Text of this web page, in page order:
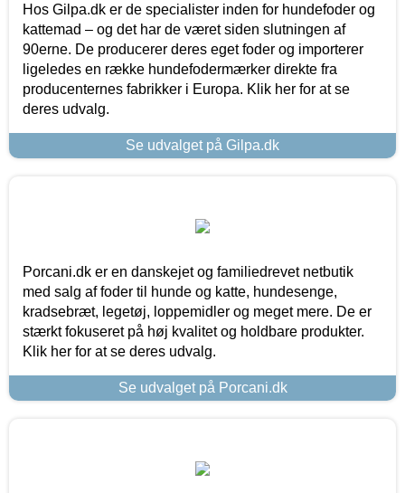
Hos Gilpa.dk er de specialister inden for hundefoder og
kattemad – og det har de været siden slutningen af
90erne. De producerer deres eget foder og importerer
ligeledes en række hundefodermærker direkte fra
producenternes fabrikker i Europa. Klik her for at se
deres udvalg.
Se udvalget på Gilpa.dk
Porcani.dk er en danskejet og familiedrevet netbutik
med salg af foder til hunde og katte, hundesenge,
kradsebræt, legetøj, loppemidler og meget mere. De er
stærkt fokuseret på høj kvalitet og holdbare produkter.
Klik her for at se deres udvalg.
Se udvalget på Porcani.dk